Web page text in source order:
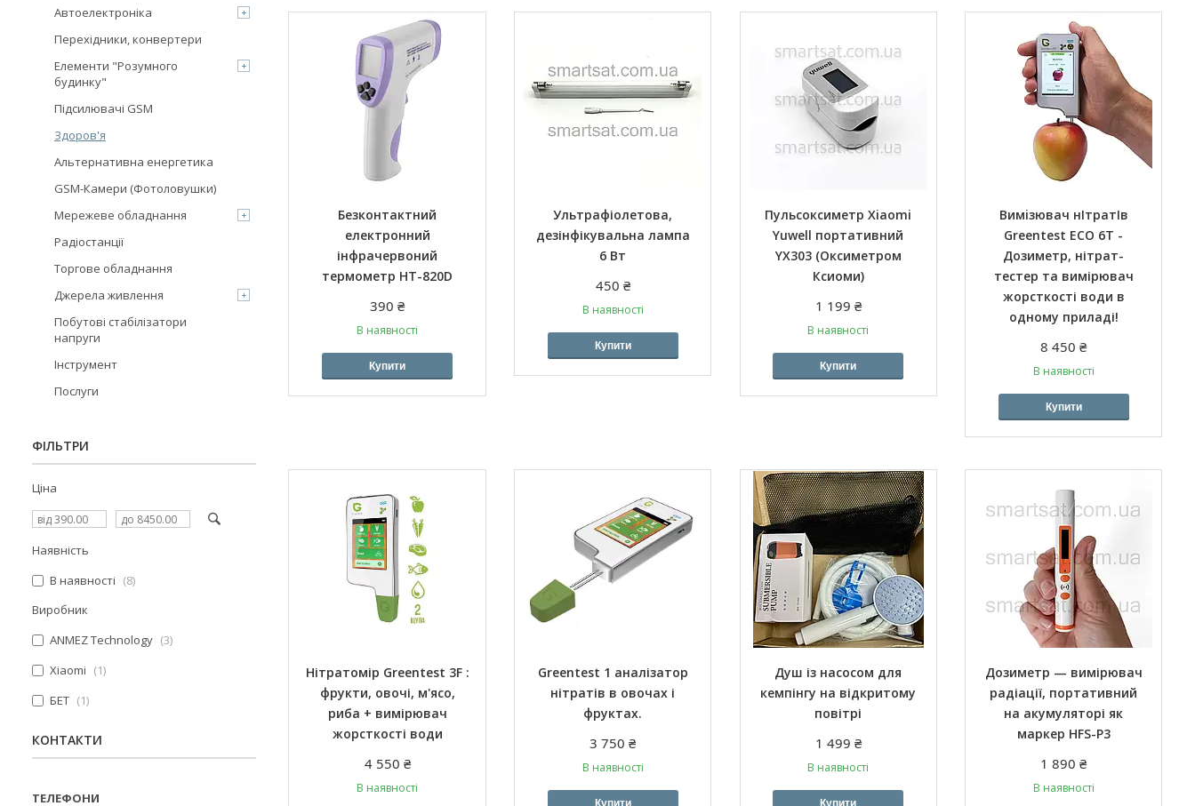
Безконтактний
електронний
інфрачервоний
термометр HT-820D
390 ₴
В наявності
Купити
Ультрафіолетова,
дезінфікувальна лампа
6 Вт
450 ₴
В наявності
Купити
Пульсоксиметр Xiaomi
Yuwell портативний
YX303 (Оксиметром
Ксиоми)
1 199 ₴
В наявності
Купити
Вимiзювач нIтратIв
Greentest ECO 6T -
Дозиметр, нітрат-
тестер та вимірювач
жорсткості води в
одному приладі!
8 450 ₴
В наявності
Купити
Нітратомір Greentest 3F :
фрукти, овочі, м'ясо,
риба + вимірювач
жорсткості води
4 550 ₴
В наявності
Greentest 1 аналізатор
нітратів в овочах і
фруктах.
3 750 ₴
В наявності
Купити
Душ із насосом для
кемпінгу на відкритому
повітрі
1 499 ₴
В наявності
Купити
Дозиметр — вимірювач
радіації, портативний
на акумуляторі як
маркер HFS-P3
1 890 ₴
В наявності
Автоелектроніка
Перехідники, конвертери
Елементи "Розумного
будинку"
Підсилювачі GSM
Здоров'я
Альтернативна енергетика
GSM-Камери (Фотоловушки)
Мережеве обладнання
Радіостанції
Торгове обладнання
Джерела живлення
Побутові стабілізатори
напруги
Інструмент
Послуги
ФІЛЬТРИ
Ціна
Наявність
В наявності
8
Виробник
ANMEZ Technology
3
Xiaomi
1
БЕТ
1
КОНТАКТИ